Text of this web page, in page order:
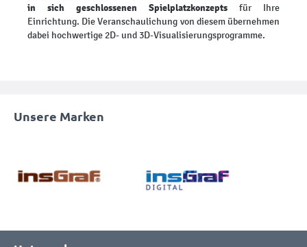
in sich geschlossenen Spielplatzkonzepts für Ihre
Einrichtung. Die Veranschaulichung von diesem übernehmen
dabei hochwertige 2D- und 3D-Visualisierungsprogramme.
Unsere Marken